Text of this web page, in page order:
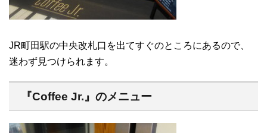
JR町田駅の中央改札口を出てすぐのところにあるので、
迷わず見つけられます。
『Coffee Jr.』のメニュー